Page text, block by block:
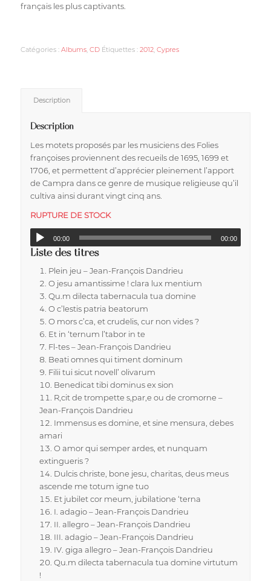
français les plus captivants.
Catégories : Albums, CD Étiquettes : 2012, Cypres
Description
Description
Les motets proposés par les musiciens des Folies
françoises proviennent des recueils de 1695, 1699 et
1706, et permettent d’apprécier pleinement l’apport
de Campra dans ce genre de musique religieuse qu’il
cultiva ainsi durant vingt cinq ans.
RUPTURE DE STOCK
00:00 00:00
Liste des titres
Plein jeu – Jean-François Dandrieu
O jesu amantissime ! clara lux mentium
Qu.m dilecta tabernacula tua domine
O c’lestis patria beatorum
O mors c’ca, et crudelis, cur non vides ?
Et in ‘ternum l’tabor in te
Fl-tes – Jean-François Dandrieu
Beati omnes qui timent dominum
Filii tui sicut novell’ olivarum
Benedicat tibi dominus ex sion
R,cit de trompette s,par,e ou de cromorne –
Jean-François Dandrieu
Immensus es domine, et sine mensura, debes
amari
O amor qui semper ardes, et nunquam
extingueris ?
Dulcis christe, bone jesu, charitas, deus meus
ascende me totum igne tuo
Et jubilet cor meum, jubilatione ‘terna
I. adagio – Jean-François Dandrieu
II. allegro – Jean-François Dandrieu
III. adagio – Jean-François Dandrieu
IV. giga allegro – Jean-François Dandrieu
Qu.m dilecta tabernacula tua domine virtutum
!